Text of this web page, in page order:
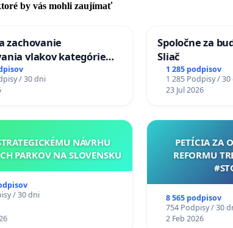
by vás mohli zaujímať
zachovanie
vlakov kategórie
TATRAN v železničnej
/ 30 dni
Spoločne za
Sliač
1 285 podpisov
1 285 Podpisy /
23 Jul 2026
NÁVRHU
PARKOV NA SLOVENSKU
/ 30 dni
PETÍCIA ZA
REFORMU
8 565 podpisov
754 Podpisy / 30
2 Feb 2026